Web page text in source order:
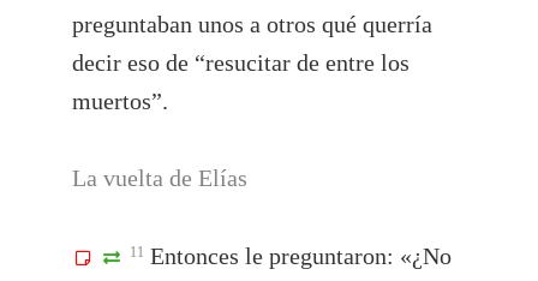
preguntaban unos a otros qué querría
decir eso de “resucitar de entre los
muertos”.
La vuelta de Elías
11 Entonces le preguntaron: «¿No